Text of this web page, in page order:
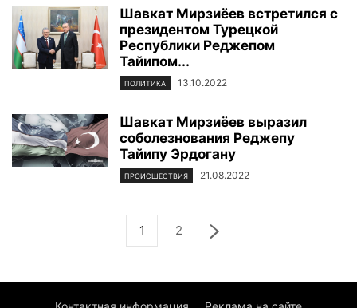
Шавкат Мирзиёев встретился с
президентом Турецкой
Республики Реджепом
Тайипом...
ПОЛИТИКА 13.10.2022
Шавкат Мирзиёев выразил
соболезнования Реджепу
Тайипу Эрдогану
ПРОИСШЕСТВИЯ 21.08.2022
1 2